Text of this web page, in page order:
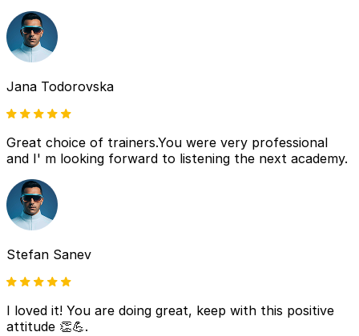
Jana Todorovska
Great choice of trainers.You were very professional
and I' m looking forward to listening the next academy.
Stefan Sanev
I loved it! You are doing great, keep with this positive
attitude 👏💪.